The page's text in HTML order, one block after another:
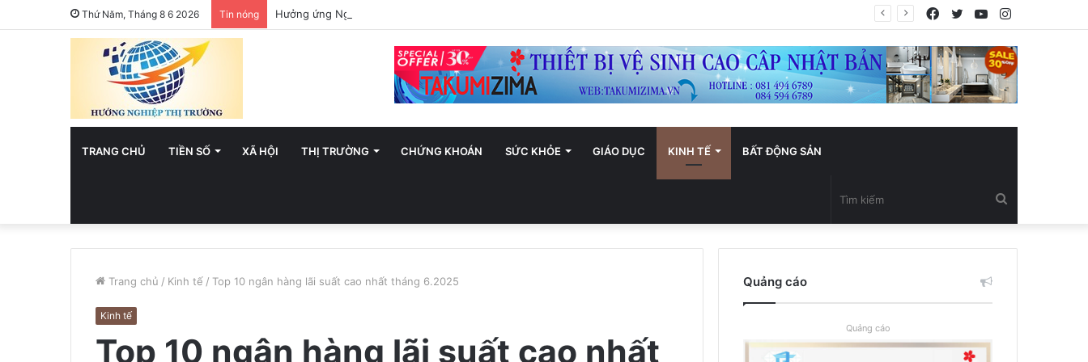
Thứ Năm, Tháng 8 6 2026 Tin nóng Hưởng ứng Ngày An ninh mạng Việt Nam: Những thông điệp thiết thực về an toàn số YouTube
Twitter
Facebook
TRANG CHỦ TIỀN SỐ XÃ HỘI THỊ TRƯỜNG CHỨNG KHOÁN SỨC KHỎE GIÁO DỤC KINH TẾ BẤT ĐỘNG SẢN
kiếm
Trang chủ / Kinh tế / Top 10 ngân hàng lãi suất cao nhất tháng 6.2025
Kinh tế
Top 10 ngân hàng lãi suất cao nhất
Quảng cáo
Quảng cáo